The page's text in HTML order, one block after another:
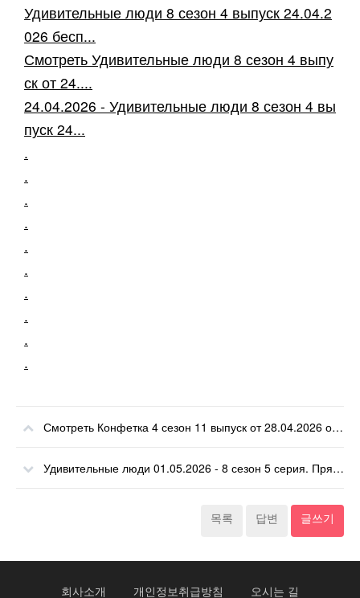
Удивительные люди 8 сезон 4 выпуск 24.04.2
026 бесп...
Смотреть Удивительные люди 8 сезон 4 выпу
ск от 24....
24.04.2026 - Удивительные люди 8 сезон 4 вы
пуск 24...
.
.
.
.
.
.
.
.
.
.
Смотреть Конфетка 4 сезон 11 выпуск от 28.04.2026 онлайн
Удивительные люди 01.05.2026 - 8 сезон 5 серия. Прямой эфир 1 мая 2026.
목록 답변 글쓰기
회사소개 개인정보취급방침 오시는 길